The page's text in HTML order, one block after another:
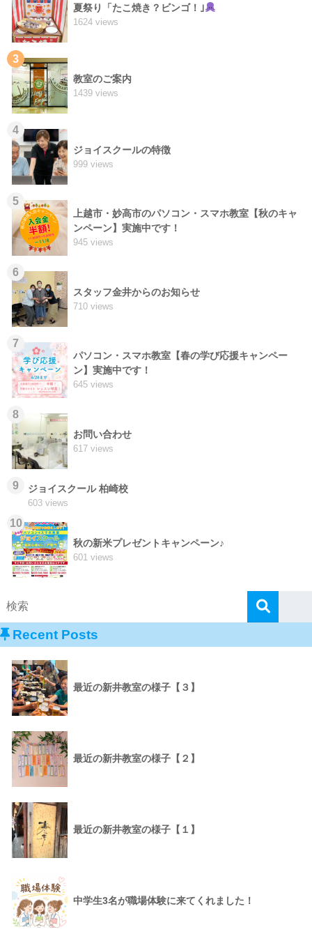
夏祭り「たこ焼き？ビンゴ！｣
1624 views
3
教室のご案内
1439 views
4
ジョイスクールの特徴
999 views
5
上越市・妙高市のパソコン・スマホ教室【秋のキャ
ンペーン】実施中です！
945 views
6
スタッフ金井からのお知らせ
710 views
7
パソコン・スマホ教室【春の学び応援キャンペー
ン】実施中です！
645 views
8
お問い合わせ
617 views
9 ジョイスクール 柏崎校
603 views
10
秋の新米プレゼントキャンペーン♪
601 views
Recent Posts
最近の新井教室の様子【３】
最近の新井教室の様子【２】
最近の新井教室の様子【１】
中学生3名が職場体験に来てくれました！